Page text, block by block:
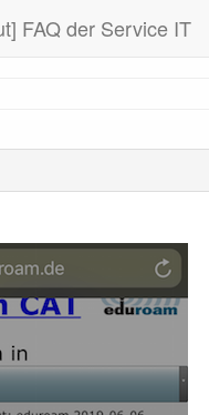
FAQ der Service IT